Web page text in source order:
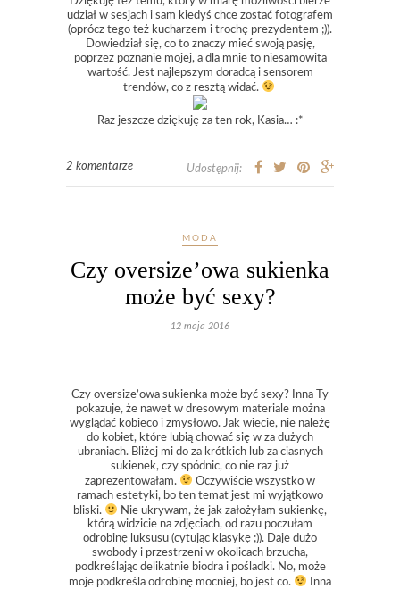
udział w sesjach i sam kiedyś chce zostać fotografem
(oprócz tego też kucharzem i trochę prezydentem ;)).
Dowiedział się, co to znaczy mieć swoją pasję,
poprzez poznanie mojej, a dla mnie to niesamowita
wartość. Jest najlepszym doradcą i sensorem
trendów, co z resztą widać.
Raz jeszcze dziękuję za ten rok, Kasia… :*
2 komentarze Udostępnij:
MODA
Czy oversize’owa sukienka
może być sexy?
12 maja 2016
Czy oversize’owa sukienka może być sexy? Inna Ty
pokazuje, że nawet w dresowym materiale można
wyglądać kobieco i zmysłowo. Jak wiecie, nie należę
do kobiet, które lubią chować się w za dużych
ubraniach. Bliżej mi do za krótkich lub za ciasnych
sukienek, czy spódnic, co nie raz już
zaprezentowałam.
Oczywiście wszystko w
ramach estetyki, bo ten temat jest mi wyjątkowo
bliski.
Nie ukrywam, że jak założyłam sukienkę,
którą widzicie na zdjęciach, od razu poczułam
odrobinę luksusu (cytując klasykę ;)). Daje dużo
swobody i przestrzeni w okolicach brzucha,
podkreślając delikatnie biodra i pośladki. No, może
moje podkreśla odrobinę mocniej, bo jest co.
Inna